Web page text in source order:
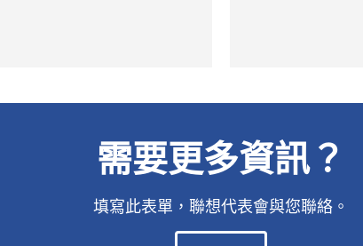
需要更多資訊？
填寫此表單，聯想代表會與您聯絡。